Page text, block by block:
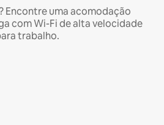
Encontre uma acomodação
com Wi-Fi de alta velocidade
trabalho.